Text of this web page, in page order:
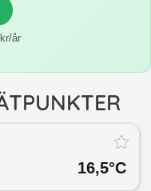
år
16,5°C